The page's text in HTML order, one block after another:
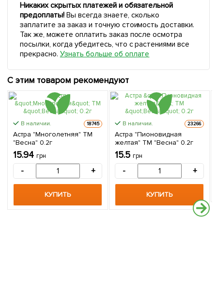
Никаких скрытых платежей и обязательной
предоплаты!Вы всегда знаете, сколько
заплатите за заказ и точную стоимость доставки.
Так же, можете оплатить заказ после осмотра
посылки, когда убедитесь, что с растениями все
прекрасно. Узнать больше об оплате
С этим товаром рекомендуют
В наличии. 18745
Астра "Многолетняя" ТМ
"Весна" 0.2г
15.94 грн
- +
КУПИТЬ
В наличии. 23266
Астра "Пионовидная
желтая" ТМ "Весна" 0.2г
15.5 грн
- +
КУПИТЬ